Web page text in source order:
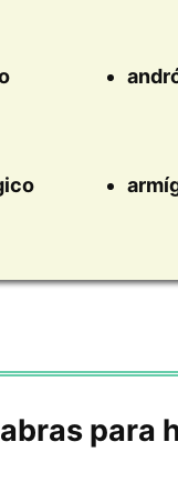
para